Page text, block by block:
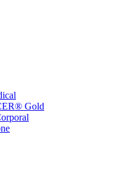
Gold